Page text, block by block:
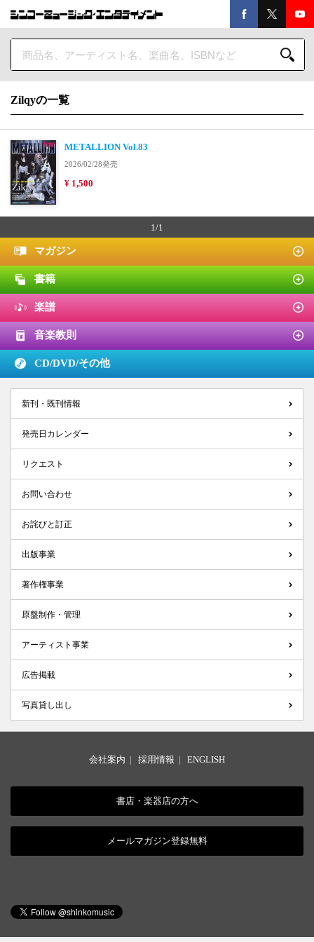
Zilqyの一覧
METALLION Vol.83
2026/02/28発売
¥ 1,500
1/1
マガジン
書籍
楽譜
音楽教則
CD/DVD/その他
新刊・既刊情報
発売日カレンダー
リクエスト
お問い合わせ
お詫びと訂正
出版事業
著作権事業
原盤制作・管理
アーティスト事業
広告掲載
写真貸し出し
会社案内 | 採用情報 | ENGLISH
書店・楽器店の方へ
メールマガジン登録無料